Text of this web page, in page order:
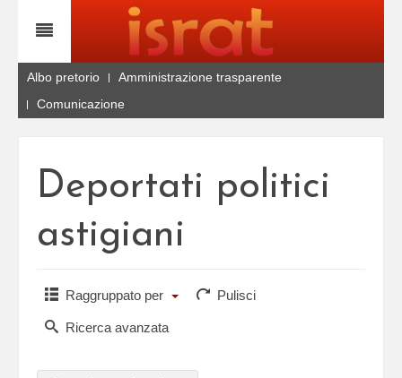
Albo pretorio
Amministrazione trasparente
Comunicazione
Deportati politici
astigiani
Raggruppato per Pulisci
Ricerca avanzata